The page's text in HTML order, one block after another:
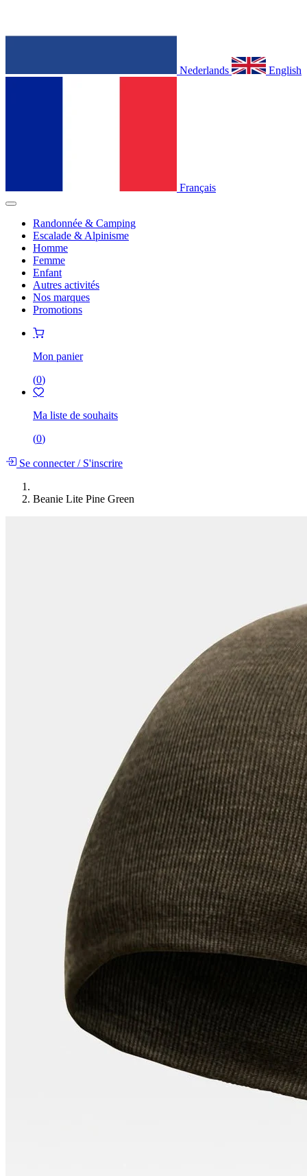
Nederlands English
Français
Randonnée & Camping
Escalade & Alpinisme
Homme
Femme
Enfant
Autres activités
Nos marques
Promotions
Mon panier
(0)
Ma liste de souhaits
(0)
Se connecter/S'inscrire
Beanie Lite Pine Green